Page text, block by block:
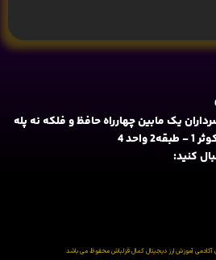
یک مابین چهارراه حافظ و فلکه نه پله
4
کنید:
آموزش ارز دیجیتال کمال قزلباش محفوظ می باشد